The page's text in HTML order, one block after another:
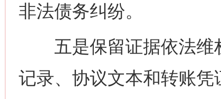
非法债务纠纷。
五是保留证据依法维
记录、协议文本和转账